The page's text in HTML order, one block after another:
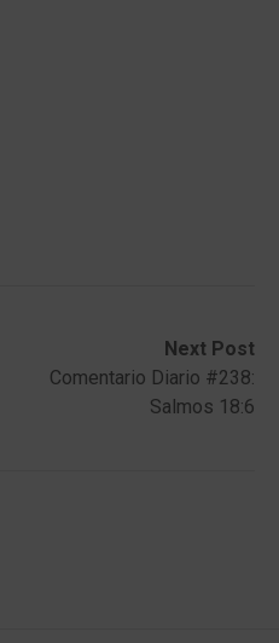
Next Post
Comentario Diario #238:
Salmos 18:6